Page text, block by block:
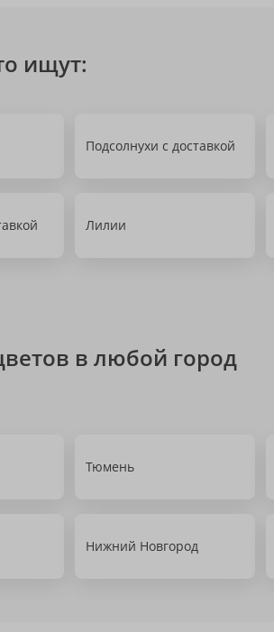
ищут:
Подсолнухи с доставкой
Лилии
в любой город
Тюмень
Нижний Новгород